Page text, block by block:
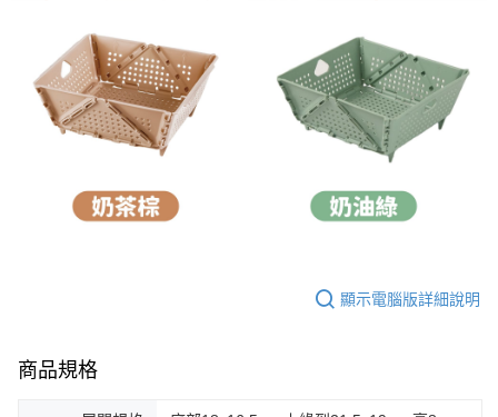
顯示電腦版詳細說明
商品規格